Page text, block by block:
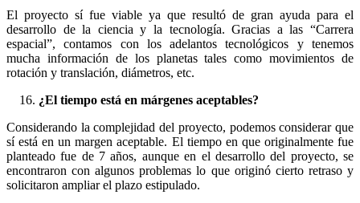
El proyecto sí fue viable ya que resultó de gran ayuda para el
desarrollo de la ciencia y la tecnología. Gracias a las “Carrera
espacial”, contamos con los adelantos tecnológicos y tenemos
mucha información de los planetas tales como movimientos de
rotación y translación, diámetros, etc.
¿El tiempo está en márgenes aceptables?
Considerando la complejidad del proyecto, podemos considerar que
sí está en un margen aceptable. El tiempo en que originalmente fue
planteado fue de 7 años, aunque en el desarrollo del proyecto, se
encontraron con algunos problemas lo que originó cierto retraso y
solicitaron ampliar el plazo estipulado.